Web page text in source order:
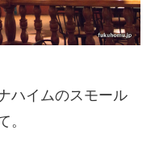
ハイムのスモール
。